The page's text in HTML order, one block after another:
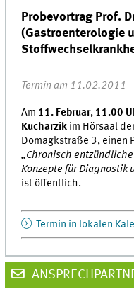
Probevortrag Prof.
(Gastroenterologie
Termin am 11.02.2011
Am 11. Februar, 11.00
Kucharzik im Hörsaal
Domagkstraße 3, einen
„Chronisch
Konzepte für Diagnostik
ist öffentlich.
Termin in lokalen